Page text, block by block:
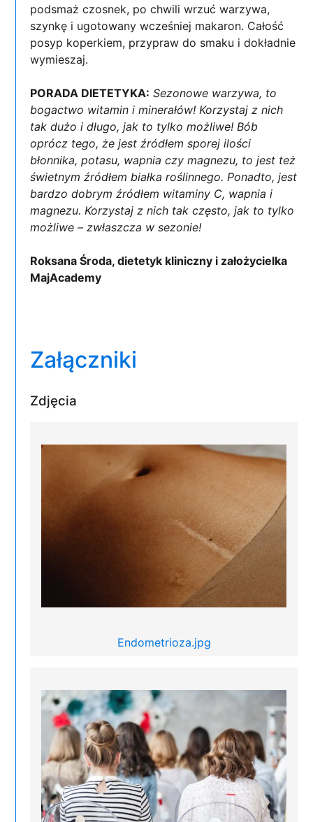
podsmaż czosnek, po chwili wrzuć warzywa,
szynkę i ugotowany wcześniej makaron. Całość
posyp koperkiem, przypraw do smaku i dokładnie
wymieszaj.
PORADA DIETETYKA: Sezonowe warzywa, to
bogactwo witamin i minerałów! Korzystaj z nich
tak dużo i długo, jak to tylko możliwe! Bób
oprócz tego, że jest źródłem sporej ilości
błonnika, potasu, wapnia czy magnezu, to jest też
świetnym źródłem białka roślinnego. Ponadto, jest
bardzo dobrym źródłem witaminy C, wapnia i
magnezu. Korzystaj z nich tak często, jak to tylko
możliwe – zwłaszcza w sezonie!
Roksana Środa, dietetyk kliniczny i założycielka
MajAcademy
Załączniki
Zdjęcia
Endometrioza.jpg